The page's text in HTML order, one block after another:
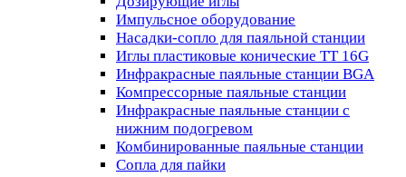
Импульсное оборудование
Насадки-сопло для паяльной станции
Иглы пластиковые конические TT 16G
Инфракрасные паяльные станции BGA
Компрессорные паяльные станции
Инфракрасные паяльные станции с
нижним подогревом
Комбинированные паяльные станции
Сопла для пайки